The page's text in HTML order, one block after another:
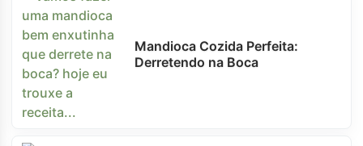
Mandioca Cozida Perfeita:
Derretendo na Boca